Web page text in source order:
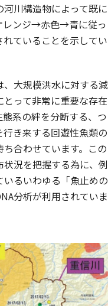
川構造物によって既に
レンジ→赤色→青に従っ
ていることを示してい
大規模洪水に対する減
って非常に重要な存在
系の絆を分断する、つ
き来する回遊性魚類の
合わせています。この
況を把握する為に、例
るいわゆる「魚止めの
分析が利用されていま